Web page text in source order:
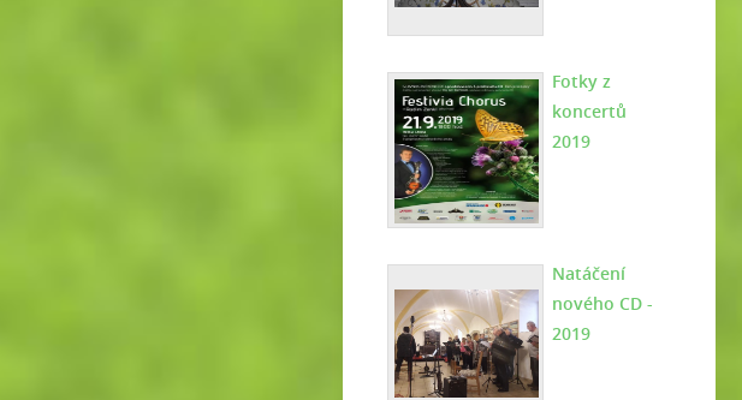
Fotky z
koncertů
2019
Natáčení
nového CD -
2019